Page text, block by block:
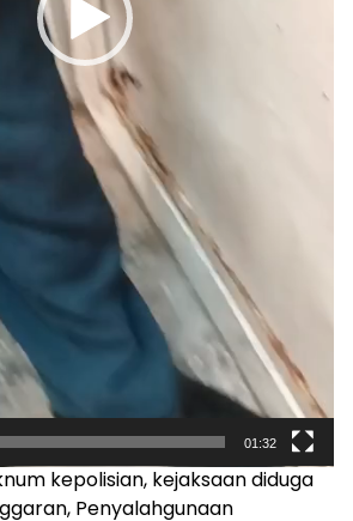
01:32
kepolisian, kejaksaan diduga
Penyalahgunaan